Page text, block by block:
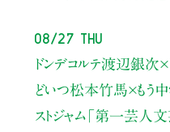
08/27 Thu
ドンデコルテ渡辺銀次
どいつ松本竹馬×もう中
ストジャム「第一芸人文